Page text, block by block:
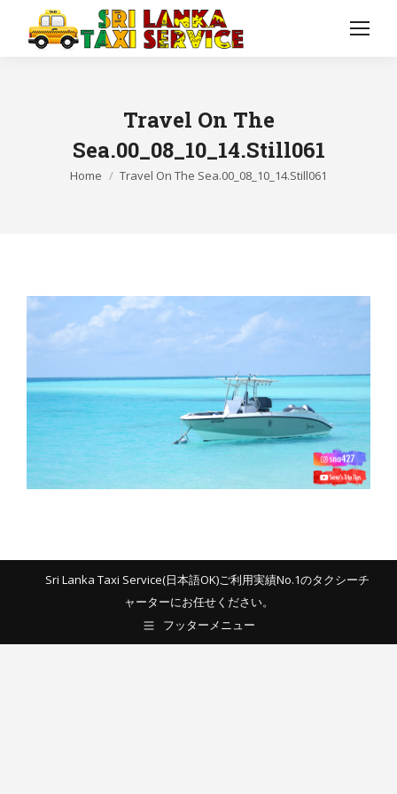
Travel On The
Sea.00_08_10_14.Still061
You are here:
Home Travel On The Sea.00_08_10_14.Still061
Sri Lanka Taxi Service(日本語OK)ご利用実績No.1のタクシーチ
ャーターにお任せください。
フッターメニュー